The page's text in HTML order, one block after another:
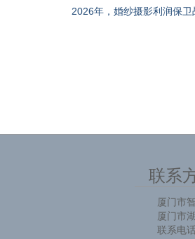
2026年，婚纱摄影利润保卫
联系
厦门市
厦门市
联系电